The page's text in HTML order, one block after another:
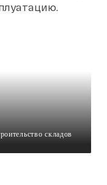
складов